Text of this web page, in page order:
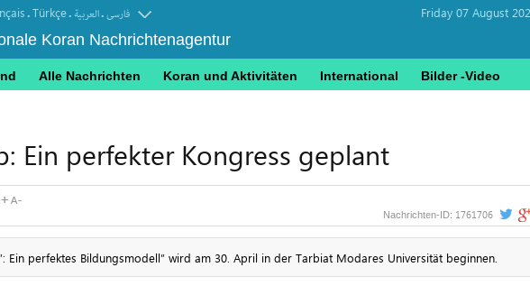
.Türkçe. العربیة.فارسی
Koran Nachrichtenagentur
Friday 07 August
Alle Nachrichten Koran und Aktivitäten International Bilder -Video
Ein perfekter Kongress geplant
Nachrichten-ID: 1761706
Ein perfektes Bildungsmodell” wird am 30. April in der Tarbiat Modares Universität beginnen.